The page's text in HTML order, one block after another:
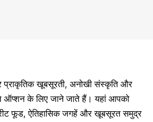
प्राकृतिक खूबसूरती, अनोखी संस्कृति और
के लिए जाने जाते हैं। यहां आपको
फूड, ऐतिहासिक जगहें और खूबसूरत समुद्र